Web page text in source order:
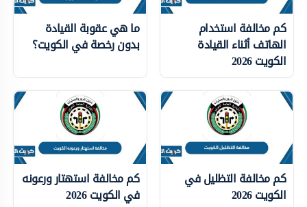
كم مخالفة استخدام
الهاتف أثناء القيادة
الكويت 2026
ما هي عقوبة القيادة
بدون رخصة في الكويت؟
كم مخالفة التظليل في
الكويت 2026
كم مخالفة استهتار ورعونه
في الكويت 2026